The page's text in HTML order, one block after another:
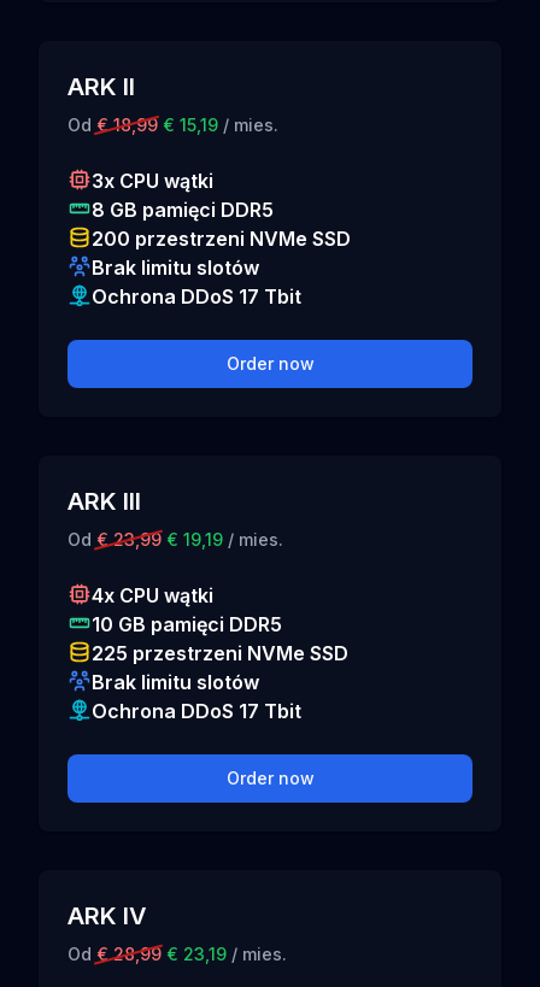
ARK II
Od € 18,99 € 15,19 / mies.
3x CPU wątki
8 GB pamięci DDR5
200 przestrzeni NVMe SSD
Brak limitu slotów
Ochrona DDoS 17 Tbit
Order now
ARK III
Od € 23,99 € 19,19 / mies.
4x CPU wątki
10 GB pamięci DDR5
225 przestrzeni NVMe SSD
Brak limitu slotów
Ochrona DDoS 17 Tbit
Order now
ARK IV
Od € 28,99 € 23,19 / mies.